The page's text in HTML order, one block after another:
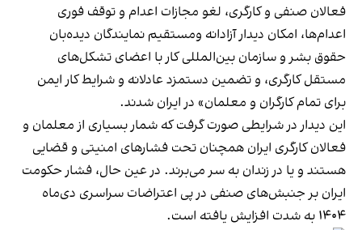
فعالان صنفی و کارگری، لغو مجازات اعدام و توقف فوری
اعدام‌ها، امکان دیدار آزادانه ومستقیم نمایندگان دیده‌بان
حقوق بشر و سازمان بین‌المللی کار با اعضای تشکل‌های
مستقل کارگری، و تضمین دستمزد عادلانه و شرایط کار ایمن
برای تمام کارگران و معلمان» ‌در ایران شدند.
این دیدار در شرایطی صورت گرفت که شمار بسیاری از معلمان و
فعالان کارگری ایران همچنان تحت فشارهای امنیتی و قضایی
هستند و یا در زندان به سر می‌برند. در عین حال، فشار حکومت
ایران بر جنبش‌های صنفی در پی اعتراضات سراسری دی‌ماه
۱۴۰۴ به شدت افزایش یافته است.